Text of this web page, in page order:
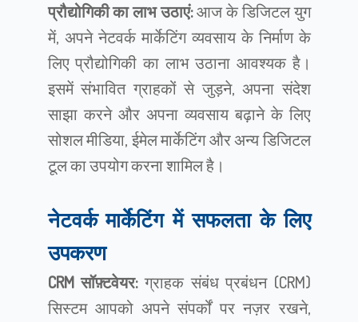
प्रौद्योगिकी का लाभ उठाएं:आज के डिजिटल युग
में, अपने नेटवर्क मार्केटिंग व्यवसाय के निर्माण के
लिए प्रौद्योगिकी का लाभ उठाना आवश्यक है।
इसमें संभावित ग्राहकों से जुड़ने, अपना संदेश
साझा करने और अपना व्यवसाय बढ़ाने के लिए
सोशल मीडिया, ईमेल मार्केटिंग और अन्य डिजिटल
टूल का उपयोग करना शामिल है।
नेटवर्क मार्केटिंग में सफलता के लिए
उपकरण
CRM सॉफ़्टवेयर:ग्राहक संबंध प्रबंधन (CRM)
सिस्टम आपको अपने संपर्कों पर नज़र रखने,